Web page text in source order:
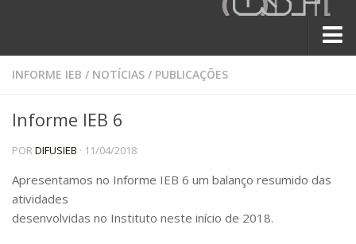
Sobre
A História do IEB
Institucional
60 Anos
Paralelos 22
INFORME IEB / NOTÍCIAS / PUBLICAÇÕES
Informe IEB 6
PORDIFUSIEB · 11/04/2018
Apresentamos no Informe IEB 6 um balanço resumido das
atividades
desenvolvidas no Instituto neste início de 2018.